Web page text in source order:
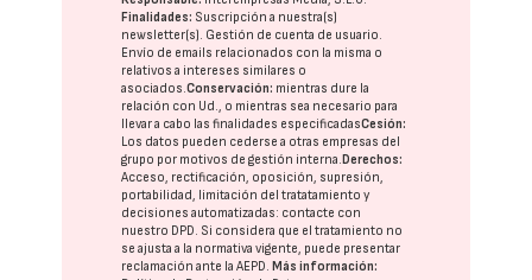
Finalidades: Suscripción a nuestra(s)
newsletter(s). Gestión de cuenta de usuario.
Envío de emails relacionados con la misma o
relativos a intereses similares o
asociados.Conservación: mientras dure la
relación con Ud., o mientras sea necesario para
llevar a cabo las finalidades especificadasCesión:
Los datos pueden cederse a otras empresas del
grupo por motivos de gestión interna.Derechos:
Acceso, rectificación, oposición, supresión,
portabilidad, limitación del tratatamiento y
decisiones automatizadas: contacte con
nuestro DPD . Si considera que el tratamiento no
se ajusta a la normativa vigente, puede presentar
reclamación ante laAEPD .Más información: